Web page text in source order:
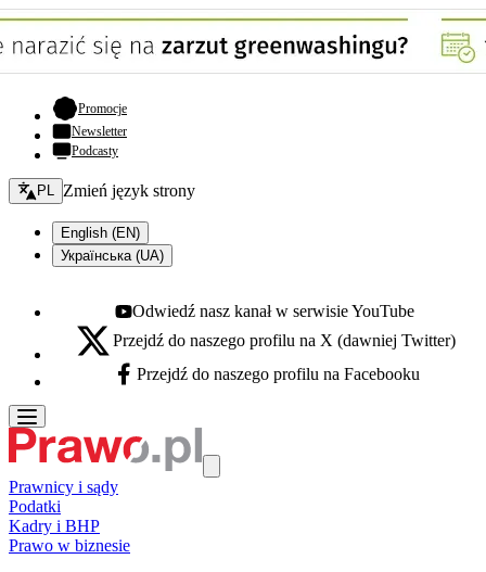
Promocje- otwiera się w nowej karcie
Newsletter
Podcasty
Zmień język - bieżący:
PL Zmień język strony
English (EN)
Українська (UA)
Youtube - otwiera się w nowej karcie
Odwiedź nasz kanał w serwisie YouTube
X - otwiera się w nowej karcie
Przejdź do naszego profilu na X (dawniej Twitter)
Facebook - otwiera się w nowej karcie
Przejdź do naszego profilu na Facebooku
Prawnicy i sądy
Podatki
Kadry i BHP
Prawo w biznesie